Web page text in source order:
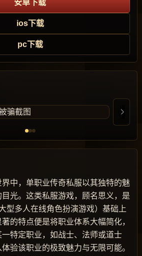
安卓下载
ios下载
pc下载
中，单职业传奇私服以其独特的魅
光。这类私服游戏，顾名思义，是
型多人在线角色扮演游戏）基础上
的特点便是将职业体系大幅简化，
特定职业，如战士、法师或道士
验该职业的极致魅力与无限可能。